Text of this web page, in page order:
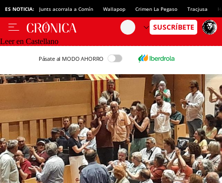
ES NOTICIA: Junts acorrala a Comín Wallapop Crimen La Pegaso Tracjusa
Leer en Castellano
Pásate al MODO AHORRO